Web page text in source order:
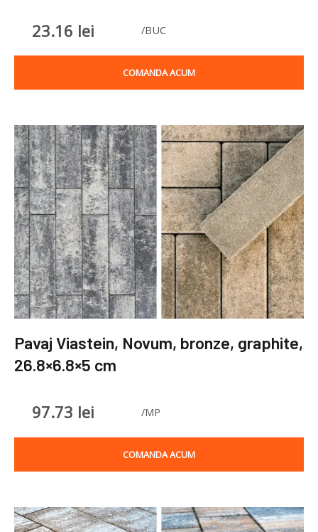
23.16 lei /BUC
COMANDA ACUM
Pavaj Viastein, Novum, bronze, graphite,
26.8×6.8×5 cm
97.73 lei /MP
COMANDA ACUM